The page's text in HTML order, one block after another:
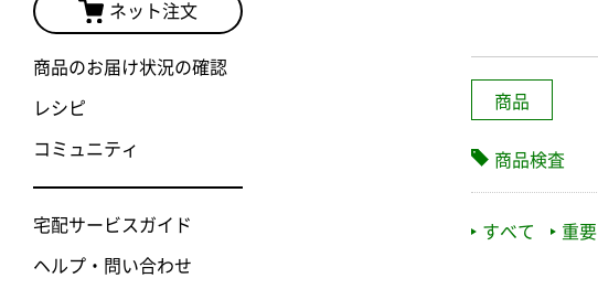
ネット注文
商品のお届け状況の確認
レシピ
コミュニティ
宅配サービスガイド
ヘルプ・問い合わせ
商品
商品検査
すべて 重要